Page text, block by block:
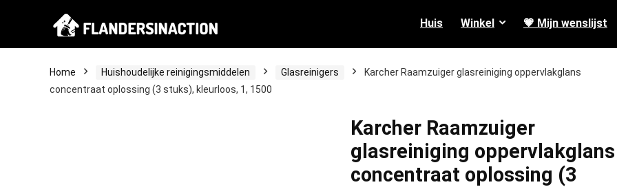
Huis Winkel 💗 Mijn wenslijst
Home Huishoudelijke reinigingsmiddelen Glasreinigers
Karcher Raamzuiger glasreiniging oppervlakglans
concentraat oplossing (3 stuks), kleurloos, 1, 1500
Karcher Raamzuiger
glasreiniging oppervlakglans
concentraat oplossing (3